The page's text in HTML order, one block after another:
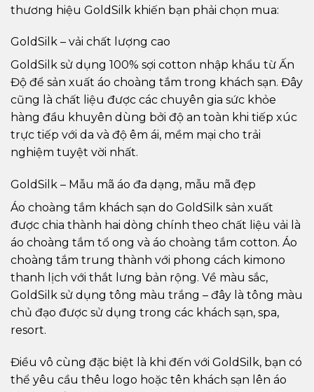
thương hiệu GoldSilk khiến bạn phải chọn mua:
GoldSilk – vải chất lượng cao
GoldSilk sử dụng 100% sợi cotton nhập khẩu từ Ấn
Độ để sản xuất áo choàng tắm trong khách sạn. Đây
cũng là chất liệu được các chuyên gia sức khỏe
hàng đầu khuyên dùng bởi độ an toàn khi tiếp xúc
trực tiếp với da và độ êm ái, mềm mại cho trải
nghiệm tuyệt vời nhất.
GoldSilk – Mẫu mã áo đa dạng, mẫu mã đẹp
Áo choàng tắm khách sạn do GoldSilk sản xuất
được chia thành hai dòng chính theo chất liệu vải là
áo choàng tắm tổ ong và áo choàng tắm cotton. Áo
choàng tắm trung thành với phong cách kimono
thanh lịch với thắt lưng bản rộng. Về màu sắc,
GoldSilk sử dụng tông màu trắng – đây là tông màu
chủ đạo được sử dụng trong các khách sạn, spa,
resort.
Điều vô cùng đặc biệt là khi đến với GoldSilk, bạn có
thể yêu cầu thêu logo hoặc tên khách sạn lên áo